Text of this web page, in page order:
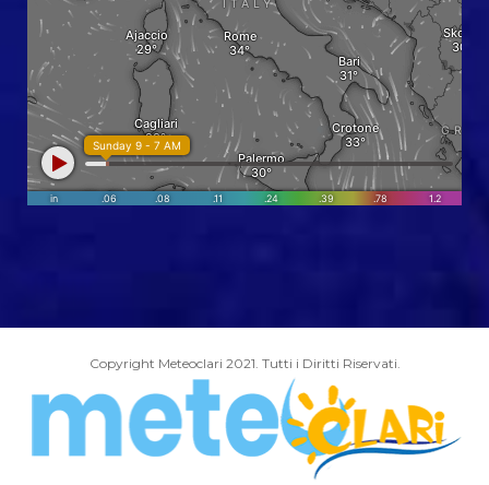
Copyright Meteoclari 2021. Tutti i Diritti Riservati.